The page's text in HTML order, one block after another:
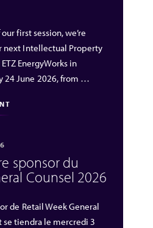
first session, we’re
next Intellectual Property
EnergyWorks in
24 June 2026, from …
sponsor du
Counsel 2026
de Retail Week General
se tiendra le mercredi 3